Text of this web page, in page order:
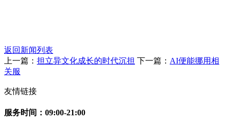
返回新闻列表
上一篇： 担立异文化成长的时代沉担 下一篇： AI便能挪用相
关服
友情链接
服务时间：09:00-21:00